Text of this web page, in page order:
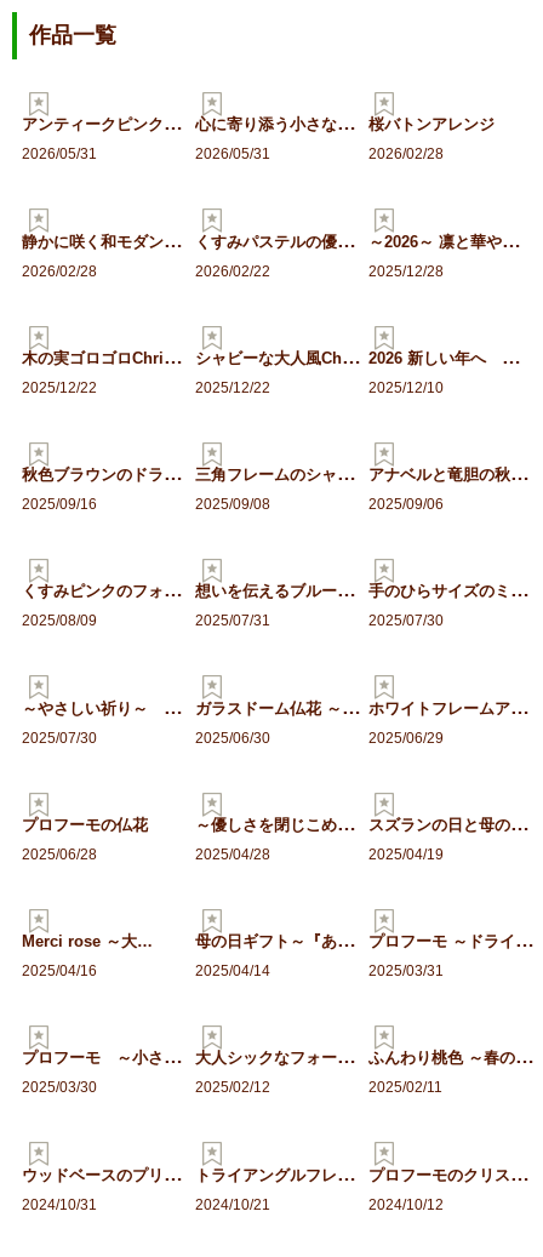
作品一覧
ア
ンティークピンクの花アレ…
2026/05/31
心
に寄り添う小さなお供え花
2026/05/31
桜バトンアレンジ
2026/02/28
2026/02/28 2026/02/22
～
2026～ 凛と華やぐモ…
2025/12/28
木
の実ゴロゴロChrist…
2025/12/22
シ
ャビーな大人風Chris…
2025/12/22
2
026 新しい年へ ～清…
2025/12/10
秋
色ブラウンのドライフラワ…
2025/09/16
三
角フレームのシャビーなツ…
2025/09/08
ア
ナベルと竜胆の秋色ドライ…
2025/09/06
く
すみピンクのフォトフレー…
2025/08/09
想
いを伝えるブルーリース
2025/07/31
手
のひらサイズのミニモダン…
2025/07/30
2025/07/30 2025/06/30
ホ
ワイトフレームアレンジ …
2025/06/29
プロフーモの仏花
2025/06/28
～
優しさを閉じこめて～ 上…
2025/04/28
ス
ズランの日と母の日に贈る…
2025/04/19
Merci rose ～大…
2025/04/16
母
の日ギフト～『ありがとう…
2025/04/14
プ
ロフーモ ～ドライローズ…
2025/03/31
プ
ロフーモ ～小さな花束の…
2025/03/30
大
人シックなフォーマルコサ…
2025/02/12
ふ
んわり桃色 ～春の和アレ…
2025/02/11
ウ
ッドベースのプリザーブド…
2024/10/31
ト
ライアングルフレームのツ…
2024/10/21
プ
ロフーモのクリスマスツリ…
2024/10/12